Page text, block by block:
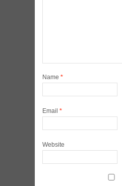
Name *
Email *
Website